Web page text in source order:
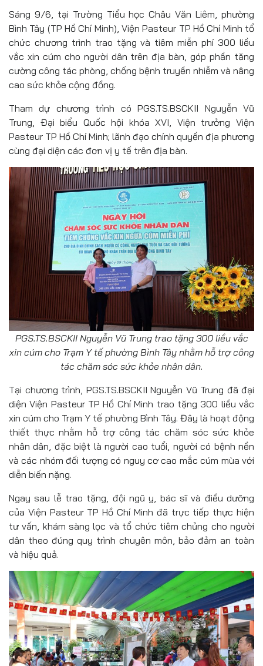
Khoa giáo
Multimedia
Sáng 9/6, tại Trường Tiểu học Châu Văn Liêm, phường
Bình Tây (TP Hồ Chí Minh), Viện Pasteur TP Hồ Chí Minh tổ
chức chương trình trao tặng và tiêm miễn phí 300 liều
vắc xin cúm cho người dân trên địa bàn, góp phần tăng
cường công tác phòng, chống bệnh truyền nhiễm và nâng
cao sức khỏe cộng đồng.
Tham dự chương trình có PGS.TS.BSCKII Nguyễn Vũ
Trung, Đại biểu Quốc hội khóa XVI, Viện trưởng Viện
Pasteur TP Hồ Chí Minh; lãnh đạo chính quyền địa phương
cùng đại diện các đơn vị y tế trên địa bàn.
PGS.TS.BSCKII Nguyễn Vũ Trung trao tặng 300 liều vắc
xin cúm cho Trạm Y tế phường Bình Tây nhằm hỗ trợ công
tác chăm sóc sức khỏe nhân dân.
Tại chương trình, PGS.TS.BSCKII Nguyễn Vũ Trung đã đại
diện Viện Pasteur TP Hồ Chí Minh trao tặng 300 liều vắc
xin cúm cho Trạm Y tế phường Bình Tây. Đây là hoạt động
thiết thực nhằm hỗ trợ công tác chăm sóc sức khỏe
nhân dân, đặc biệt là người cao tuổi, người có bệnh nền
và các nhóm đối tượng có nguy cơ cao mắc cúm mùa với
diễn biến nặng.
Ngay sau lễ trao tặng, đội ngũ y, bác sĩ và điều dưỡng
của Viện Pasteur TP Hồ Chí Minh đã trực tiếp thực hiện
tư vấn, khám sàng lọc và tổ chức tiêm chủng cho người
dân theo đúng quy trình chuyên môn, bảo đảm an toàn
và hiệu quả.